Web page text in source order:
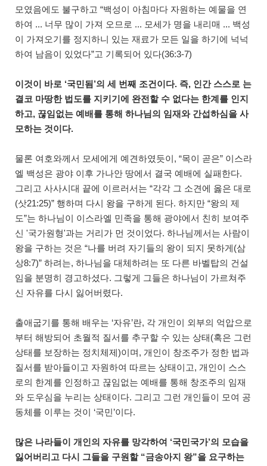
모였음에도 불구하고 “백성이 아침마다 자원하는 예물을 연
하여 ... 너무 많이 가져 오므로 ... 모세가 명을 내리매 ... 백성
이 가져오기를 정지하니 있는 재료가 모든 일을 하기에 넉넉
하여 남음이 있었다”고 기록되어 있다(36:3-7)
이것이 바로 ‘국민됨’의 세 번째 조건이다. 즉, 인간 스스로 는
결코 마땅한 법도를 지키기에 완전할 수 없다는 한계를 인지
하고, 끊임없는 예배를 통해 하나님의 임재와 간섭하심을 사
모하는 것이다.
물론 여호와께서 모세에게 예견하였듯이, “목이 곧은” 이스라
엘 백성은 광야 이후 가나안 땅에서 결국 예배에 실패한다.
그리고 사사시대 끝에 이르러서는 “각각 그 소견에 옳은 대로
(삿21:25)” 행하며 다시 왕을 구하게 된다. 하지만 “왕의 제
도”는 하나님이 이스라엘 민족을 통해 광야에서 친히 보여주
신 '국가원형'과는 거리가 먼 것이었다. 하나님께서는 사람이
왕을 구하는 것은 “나를 버려 자기들의 왕이 되지 못하게(삼
상8:7)” 하려는, 하나님을 대체하려는 또 다른 바벨탑의 건설
임을 분명히 경고하셨다. 그렇게 그들은 하나님이 가르쳐주
신 자유를 다시 잃어버렸다.
출애굽기를 통해 배우는 ‘자유’란, 각 개인이 외부의 억압으로
부터 해방되어 초월적 질서를 추구할 수 있는 상태(혹은 그런
상태를 보장하는 정치체제)이며, 개인이 창조주가 정한 법과
질서를 받아들이고 자원하여 따르는 상태이고, 개인이 스스
로의 한계를 인정하고 끊임없는 예배를 통해 창조주의 임재
와 도우심을 누리는 상태이다. 그리고 그런 개인들이 모여 공
동체를 이루는 것이 ‘국민’이다.
많은 나라들이 개인의 자유를 망각하여 ‘국민국가’의 모습을
잃어버리고 다시 그들을 구원할 “금송아지 왕”을 요구하는